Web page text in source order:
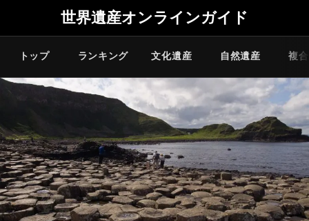
世界遺産オンラインガイド
トップ ランキング 文化遺産 自然遺産 複